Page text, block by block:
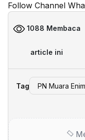
Follow Channel
1088 Membaca
article ini
Tag PN Muara Enim